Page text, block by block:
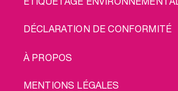
DÉCLARATION DE CONFORMITÉ
LEGAL
À PROPOS
MENTIONS LÉGALES